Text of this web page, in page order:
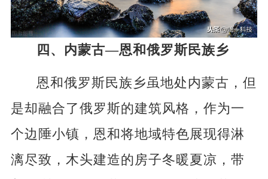
四、内蒙古—恩和俄罗斯民族乡
恩和俄罗斯民族乡虽地处内蒙古，但
是却融合了俄罗斯的建筑风格，作为一
个边陲小镇，恩和将地域特色展现得淋
漓尽致，木头建造的房子冬暖夏凉，带